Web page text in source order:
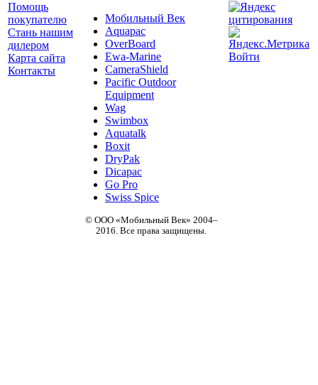
Помощь
покупателю
Стань нашим
дилером
Карта сайта
Контакты
Мобильный Век
Aquapac
OverBoard
Ewa-Marine
CameraShield
Pacific Outdoor
Equipment
Wag
Swimbox
Aquatalk
Boxit
DryPak
Dicapac
Go Pro
Swiss Spice
© ООО «Мобильный Век» 2004–
2016. Все права защищены.
Войти